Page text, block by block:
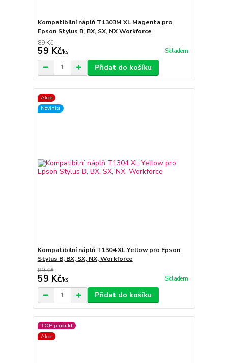
Kompatibilní náplň T1303M XL Magenta pro
Epson Stylus B, BX, SX, NX Workforce
89 Kč
59 Kč/ks Skladem
Přidat do košíku
Akce
Novinka
Kompatibilní náplň T1304 XL Yellow pro Epson
Stylus B, BX, SX, NX, Workforce
89 Kč
59 Kč/ks Skladem
Přidat do košíku
TOP produkt
Akce